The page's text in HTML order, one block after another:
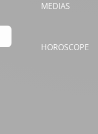
MEDIAS
HOROSCOPE